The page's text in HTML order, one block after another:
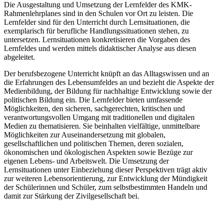
Die Ausgestaltung und Umsetzung der Lernfelder des KMK-
Rahmenlehrplanes sind in den Schulen vor Ort zu leisten. Die
Lernfelder sind für den Unterricht durch Lernsituationen, die
exemplarisch für berufliche Handlungssituationen stehen, zu
untersetzen. Lernsituationen konkretisieren die Vorgaben des
Lernfeldes und werden mittels didaktischer Analyse aus diesen
abgeleitet.
Der berufsbezogene Unterricht knüpft an das Alltagswissen und an
die Erfahrungen des Lebensumfeldes an und bezieht die Aspekte der
Medienbildung, der Bildung für nachhaltige Entwicklung sowie der
politischen Bildung ein. Die Lernfelder bieten umfassende
Möglichkeiten, den sicheren, sachgerechten, kritischen und
verantwortungsvollen Umgang mit traditionellen und digitalen
Medien zu thematisieren. Sie beinhalten vielfältige, unmittelbare
Möglichkeiten zur Auseinandersetzung mit globalen,
gesellschaftlichen und politischen Themen, deren sozialen,
ökonomischen und ökologischen Aspekten sowie Bezüge zur
eigenen Lebens- und Arbeitswelt. Die Umsetzung der
Lernsituationen unter Einbeziehung dieser Perspektiven trägt aktiv
zur weiteren Lebensorientierung, zur Entwicklung der Mündigkeit
der Schülerinnen und Schüler, zum selbstbestimmten Handeln und
damit zur Stärkung der Zivilgesellschaft bei.